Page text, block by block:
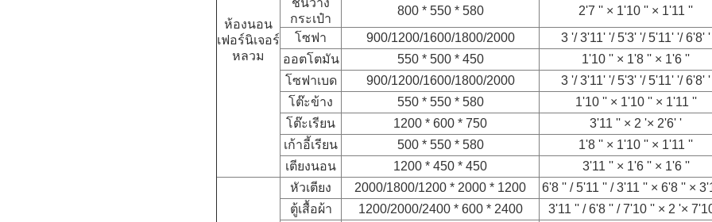
ห้องนอน
เฟอร์นิเจอร์
หลวม
กระเป๋า
800 * 550 * 580
2'7 '' × 1'10 '' × 1'11 ''
โซฟา
900/1200/1600/1800/2000
3 '/ 3'11' '/ 5'3' '/ 5'11' '/ 6'8' '
ออตโตมัน
550 * 500 * 450
1'10 '' × 1'8 '' × 1'6 ''
โซฟาเบด
900/1200/1600/1800/2000
3 '/ 3'11' '/ 5'3' '/ 5'11' '/ 6'8' '
โต๊ะข้าง
550 * 550 * 580
1'10 '' × 1'10 '' × 1'11 ''
โต๊ะเรียน
1200 * 600 * 750
3'11 '' × 2 '× 2'6' '
เก้าอี้เรียน
500 * 550 * 580
1'8 '' × 1'10 '' × 1'11 ''
เตียงนอน
1200 * 450 * 450 3'11 '' × 1'6 '' × 1'6 ''
หัวเตียง 2000/1800/1200 * 2000 * 1200
6'8 '' / 5'11 '' / 3'11 '' × 6'8 '' ×
ตู้เสื้อผ้า
1200/2000/2400 * 600 * 2400
3'11 '' / 6'8 '' / 7'10 '' × 2 '×